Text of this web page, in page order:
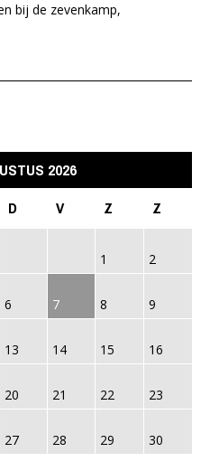
bij de zevenkamp,
2026
D V Z Z
1 2
6 7 8 9
13 14 15 16
20 21 22 23
27 28 29 30